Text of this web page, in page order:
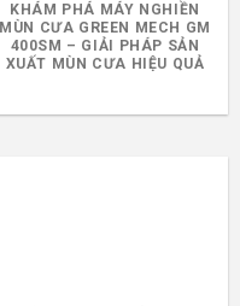
KHÁM PHÁ MÁY NGHIỀN
MÙN CƯA GREEN MECH GM
400SM – GIẢI PHÁP SẢN
XUẤT MÙN CƯA HIỆU QUẢ